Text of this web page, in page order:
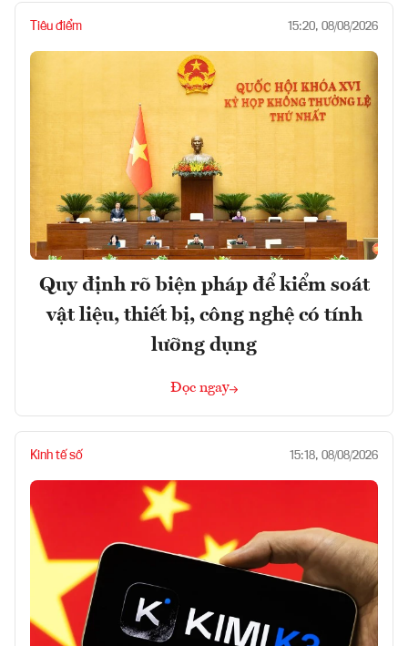
Tiêu điểm 15:20, 08/08/2026
Quy định rõ biện pháp để kiểm soát
vật liệu, thiết bị, công nghệ có tính
lưỡng dụng
Đọc ngay
Kinh tế số 15:18, 08/08/2026